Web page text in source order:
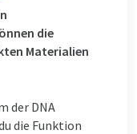
die
Materialien
der DNA
die Funktion